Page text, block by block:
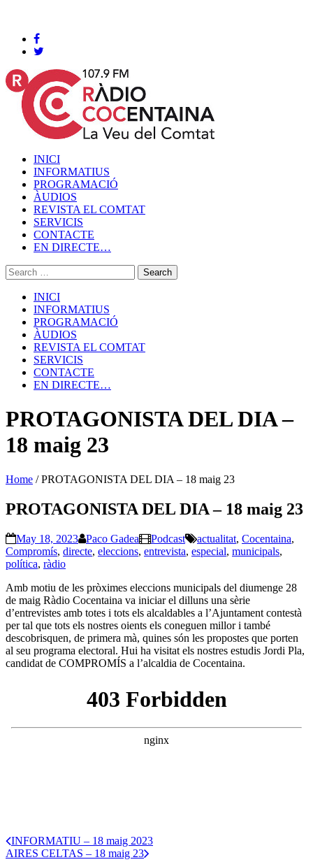
INICI
INFORMATIUS
PROGRAMACIÓ
ÀUDIOS
REVISTA EL COMTAT
SERVICIS
CONTACTE
EN DIRECTE…
INICI
INFORMATIUS
PROGRAMACIÓ
ÀUDIOS
REVISTA EL COMTAT
SERVICIS
CONTACTE
EN DIRECTE…
PROTAGONISTA DEL DIA –
18 maig 23
Home /PROTAGONISTA DEL DIA – 18 maig 23
PROTAGONISTA DEL DIA – 18 maig 23
May 18, 2023 Paco Gadea Podcast actualitat, Cocentaina,
Compromís, directe, eleccions, entrevista, especial, municipals,
política, ràdio
Amb motiu de les pròximes eleccions municipals del diumenge 28
de maig Ràdio Cocentaina va iniciar el dilluns una sèrie
d’entrevistes amb totes i tots els alcaldables a l’Ajuntament contestà
per tal que tots els nostres oients els coneguen millor i també
descobrisquen, de primera mà, quines són les propostes que porten
al seu programa electoral. Hui ha visitat els nostres estudis Jordi Pla,
candidat de COMPROMÍS a l’alcaldia de Cocentaina.
INFORMATIU – 18 maig 2023
AIRES CELTAS – 18 maig 23